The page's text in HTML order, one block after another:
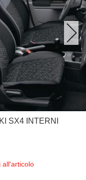
SX4 INTERNI
all'articolo